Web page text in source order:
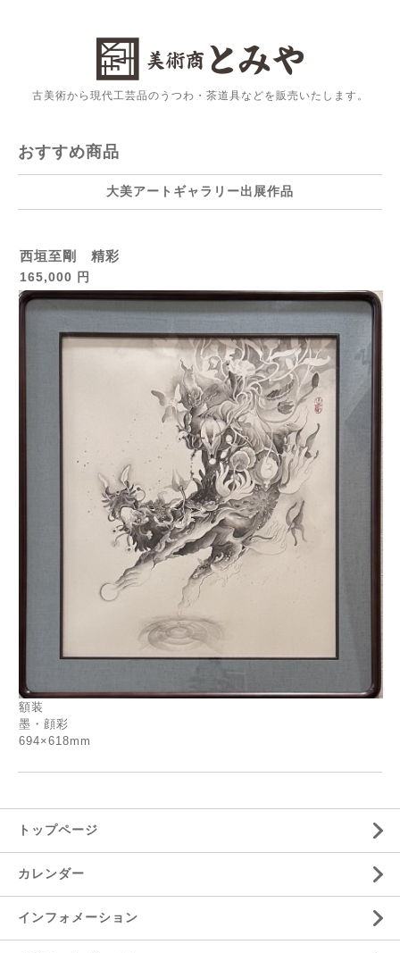
古美術から現代工芸品のうつわ・茶道具などを販売いたします。
おすすめ商品
大美アートギャラリー出展作品
西垣至剛 精彩
165,000 円
額装
墨・顔彩
694×618mm
トップページ
カレンダー
インフォメーション